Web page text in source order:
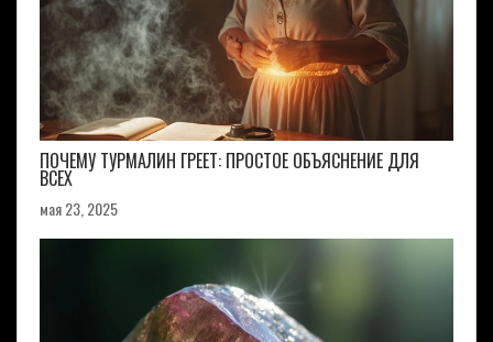
ПОЧЕМУ ТУРМАЛИН ГРЕЕТ: ПРОСТОЕ ОБЪЯСНЕНИЕ ДЛЯ
ВСЕХ
мая 23, 2025